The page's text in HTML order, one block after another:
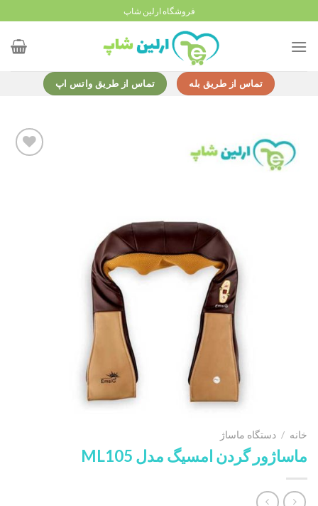
to
content
فروشگاه ارلین شاپ
تماس از طریق بله تماس از طریق واتس اپ
خانه / دستگاه ماساژ
ماساژور گردن امسیگ مدل ML105